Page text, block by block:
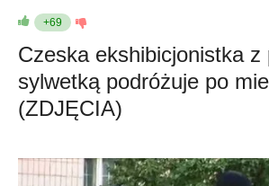
+69
Czeska ekshibicjonistka z
sylwetką podróżuje po
(ZDJĘCIA)